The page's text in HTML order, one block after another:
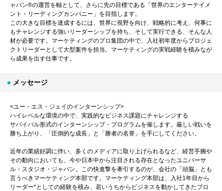
ャパン®の運営を軸として、さらに先の目標である「世界のエンターテイメ
ント・リーディングカンパニー」を目指します。
この大きな目標を達成するには、世界に視野を向け、戦略的に考え、何事に
もチャレンジする強いリーダーシップを持ち、そして実行できる、そんな人
材が必要です。マーケティングのプロ集団の中で、入社初年度からプロジェ
クトリーダーとして大型案件を担当。マーケティングの実戦経験を積みなが
ら成果を出す仕事です。
メッセージ
<ユー・エス・ジェイのインターンシップ>
ハイレベルな環境の中で、実践的なビジネス課題にチャレンジする
サバイバル形式のインターンシップ・プログラムを催します。厳しい戦いを
勝ち上がり、「圧倒的な成長」と「勝者の名誉」を手にしてください。
近年の業績好調に伴い、多くのメディアに取り上げられるなど、経営手腕や
その動向においても、今や日本中から注目される存在となったユニバーサ
ル・スタジオ・ジャパン。この快進撃を牽引するのが、会社の「頭脳」とも
言うべきマーケティング本部です。マーケティング本部は、入社1年目から
リーダー*としての経験を積み、若いうちからビジネスを動かしてきたプロ